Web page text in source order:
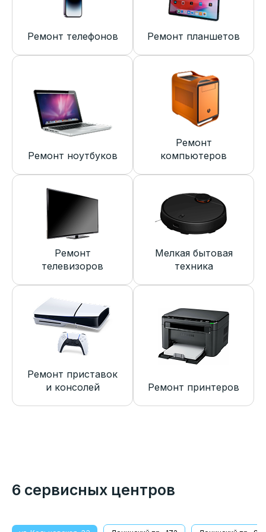
Ремонт телефонов Ремонт планшетов
Ремонт ноутбуков
Ремонт
компьютеров
Ремонт
телевизоров
Мелкая бытовая
техника
Ремонт приставок
и консолей
Ремонт принтеров
6 сервисных центров